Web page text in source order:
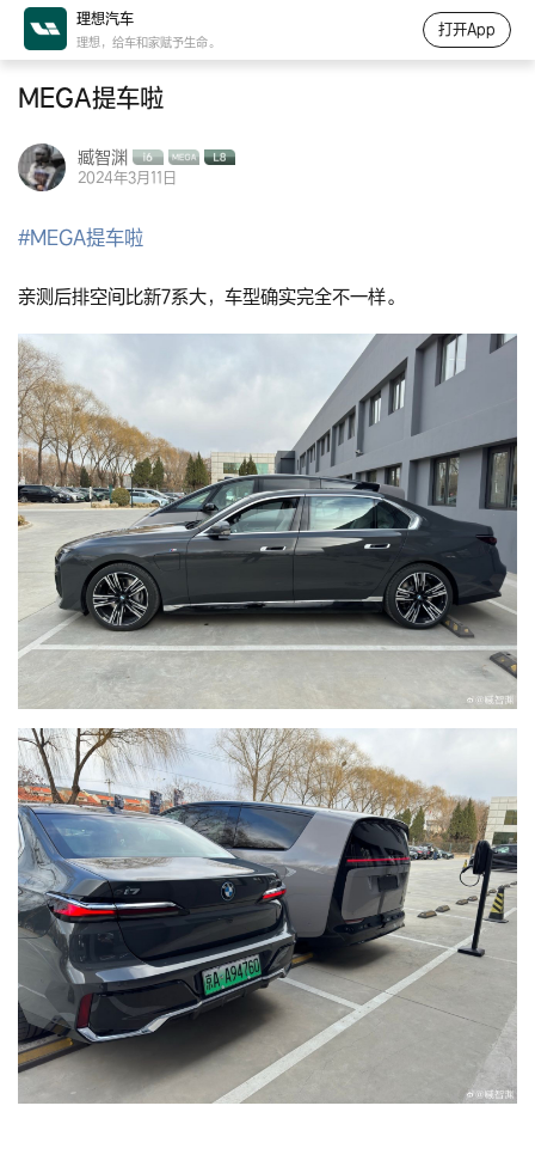
MEGA提车啦
臧智渊
2024年3月11日
#MEGA提车啦
亲测后排空间比新7系大，车型确实完全不一样。
理想汽车
理想，给车和家赋予生命。
打开App